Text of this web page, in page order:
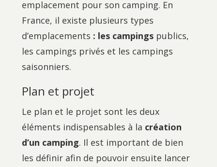
emplacement pour son camping. En
France, il existe plusieurs types
d’emplacements : les campingspublics,
les campings privés et les campings
saisonniers.
Plan et projet
Le plan et le projet sont les deux
éléments indispensables à la création
d’un camping. Il est important de bien
les définir afin de pouvoir ensuite lancer